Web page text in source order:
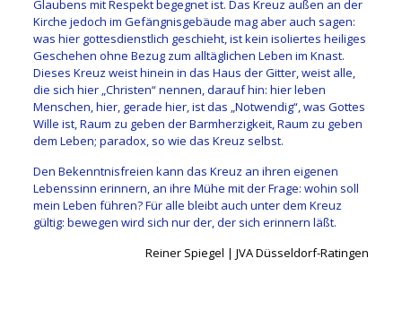
Glaubens mit Respekt begegnet ist. Das Kreuz außen an der
Kirche jedoch im Gefängnisgebäude mag aber auch sagen:
was hier gottesdienstlich geschieht, ist kein isoliertes heiliges
Geschehen ohne Bezug zum alltäglichen Leben im Knast.
Dieses Kreuz weist hinein in das Haus der Gitter, weist alle,
die sich hier „Christen“ nennen, darauf hin: hier leben
Menschen, hier, gerade hier, ist das „Notwendig“, was Gottes
Wille ist, Raum zu geben der Barmherzigkeit, Raum zu geben
dem Leben; paradox, so wie das Kreuz selbst.
Den Bekenntnisfreien kann das Kreuz an ihren eigenen
Lebenssinn erinnern, an ihre Mühe mit der Frage: wohin soll
mein Leben führen? Für alle bleibt auch unter dem Kreuz
gültig: bewegen wird sich nur der, der sich erinnern läßt.
Reiner Spiegel | JVA Düsseldorf-Ratingen